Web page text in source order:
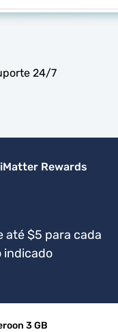
24/7
Rewards
até $5 para cada
indicado
3 GB